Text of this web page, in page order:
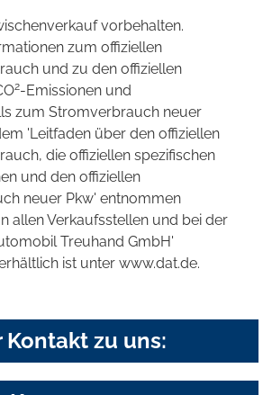
vorbehalten.
zum offiziellen
und zu den offiziellen
2-Emissionen und
zum Stromverbrauch neuer
'Leitfaden über den offiziellen
die offiziellen spezifischen
und den offiziellen
neuer Pkw' entnommen
allen Verkaufsstellen und bei der
Treuhand GmbH'
ist unter www.dat.de.
Kontakt zu uns: